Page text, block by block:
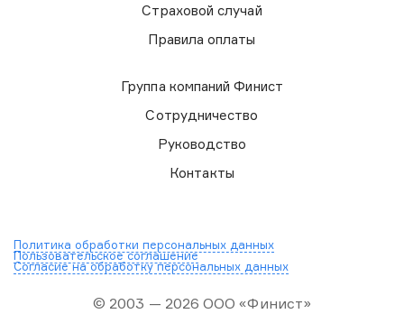
Страховой случай
Правила оплаты
Группа компаний Финист
Сотрудничество
Руководство
Контакты
Политика обработки персональных данных
Пользовательское соглашение
Согласие на обработку персональных данных
© 2003 — 2026 ООО «Финист»